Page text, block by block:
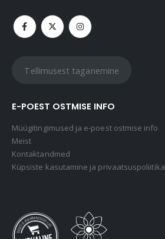
Tellimusest taganemine
E-POEST OSTMISE INFO
Müügitingimused ja e-poest ostmise info
Meist
Kontaktandmed
Küpsiste kasutamine ja privaatsuspoliitika